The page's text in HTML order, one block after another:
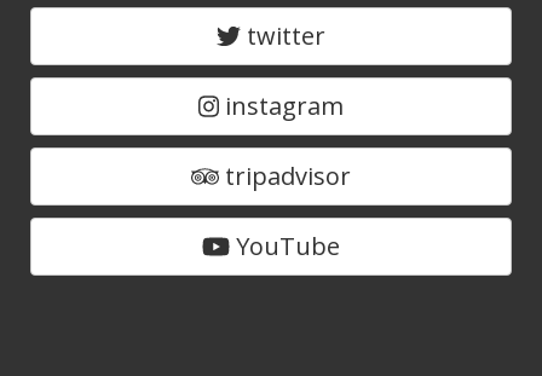
twitter
instagram
tripadvisor
YouTube